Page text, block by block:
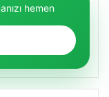
hemen